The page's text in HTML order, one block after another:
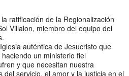
ratificación de la Regionalización
Villalon, miembro del equipo del
auténtica de Jesucristo que
un ministerio fiel
y que necesitan nuestra
del servicio, el amor y la justicia en el